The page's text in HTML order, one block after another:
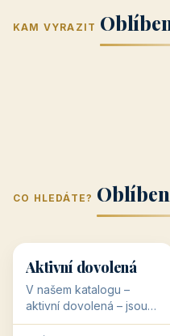
KAM VYRAZIT
(Jihomoravský
kraj)
Zlínský kraj
Karlovarský
CO HLEDÁTE?
🥾 36 objektů
Aktivní dovolená
V našem katalogu –
aktivní dovolená – jsou
pro Vás připraveny